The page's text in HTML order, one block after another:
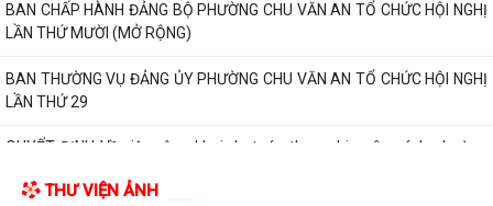
BAN CHẤP HÀNH ĐẢNG BỘ PHƯỜNG CHU VĂN AN TỔ CHỨC HỘI NGHỊ
LẦN THỨ MƯỜI (MỞ RỘNG)
BAN THƯỜNG VỤ ĐẢNG ỦY PHƯỜNG CHU VĂN AN TỔ CHỨC HỘI NGHỊ
LẦN THỨ 29
QUYẾT ĐỊNH Về việc công khai dự toán thu - chi ngân sách phường
THƯ VIỆN ẢNH